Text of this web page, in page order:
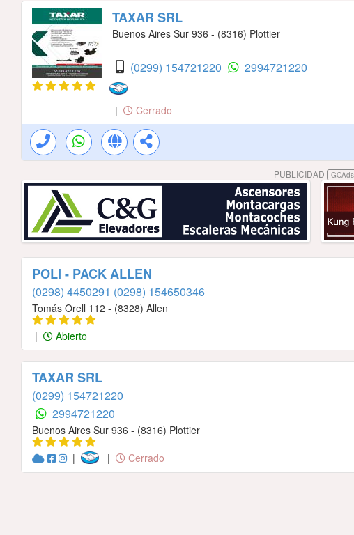
TAXAR SRL
Buenos Aires Sur 936 - (8316) Plottier
(0299) 154721220 2994721220
| Cerrado
PUBLICIDAD GCAds
POLI - PACK ALLEN
(0298) 4450291 (0298) 154650346
Tomás Orell 112 - (8328) Allen
|
Abierto
TAXAR SRL
(0299) 154721220
2994721220
Buenos Aires Sur 936 - (8316) Plottier
|
| Cerrado